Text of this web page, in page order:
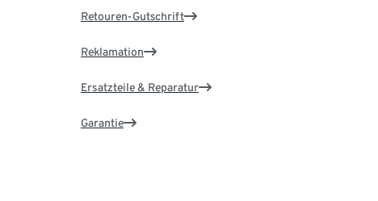
Retouren-Gutschrift
Reklamation
Ersatzteile & Reparatur
Garantie